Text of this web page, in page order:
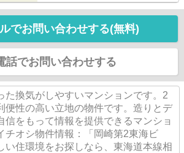
でお問い合わせする(無料)
話でお問い合わせする
た換気がしやすいマンションです。2
便性の高い立地の物件です。造りとデ
信をもって情報を提供できるマンショ
チオシ物件情報：「岡崎第2東海ビ
い住環境をお探しなら、東海道本線相